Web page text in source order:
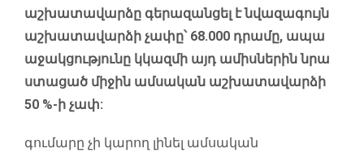
աշխատավարձը գերազանցել է նվազագույն
աշխատավարձի չափը՝ 68.000 դրամը, ապա
աջակցությունը կկազմի այդ ամիսներին նրա
ստացած միջին ամսական աշխատավարձի
50 %-ի չափ:
գումարը չի կարող լինել ամսական